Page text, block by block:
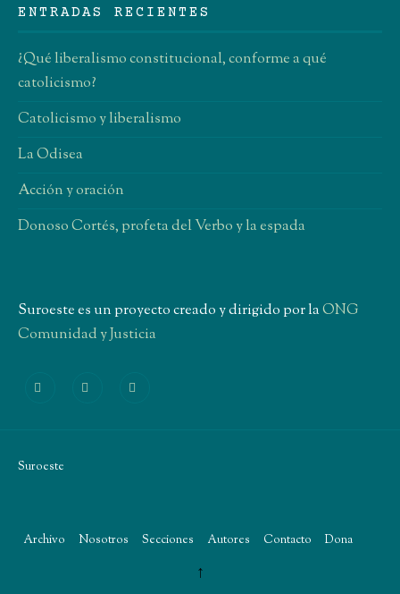
ENTRADAS RECIENTES
¿Qué liberalismo constitucional, conforme a qué
catolicismo?
Catolicismo y liberalismo
La Odisea
Acción y oración
Donoso Cortés, profeta del Verbo y la espada
Suroeste es un proyecto creado y dirigido por laONG
Comunidad y Justicia
Suroeste
Archivo Nosotros Secciones Autores Contacto
Dona
↑